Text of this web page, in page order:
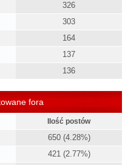
326
303
164
137
136
fora
Ilość postów
650 (4.28%)
421 (2.77%)